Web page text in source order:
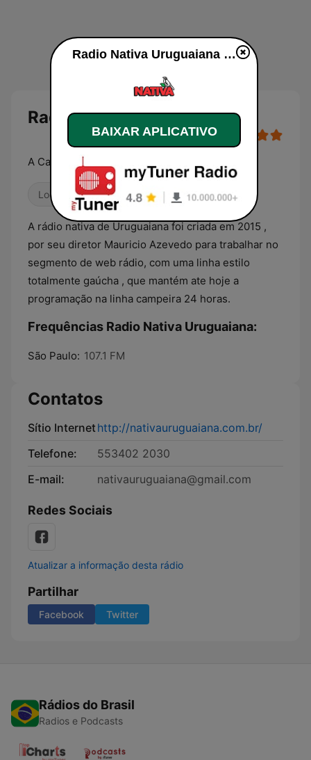
Radio Nativa Uruguaiana
A Calhandra do rio grande
Local
A rádio nativa de Uruguaiana foi criada em 2015 ,
por seu diretor Mauricio Azevedo para trabalhar no
segmento de web rádio, com uma linha estilo
totalmente gaúcha , que mantém ate hoje a
programação na linha campeira 24 horas.
Frequências Radio Nativa Uruguaiana:
São Paulo: 107.1 FM
Contatos
Sítio Internethttp://nativauruguaiana.com.br/
Telefone:
553402 2030
E-mail:
nativauruguaiana@gmail.com
Redes Sociais
Atualizar a informação desta rádio
Partilhar
Facebook Twitter
Rádios do Brasil
Radios e Podcasts
Radio Nativa Uruguaiana ao vivo
BAIXAR APLICATIVO